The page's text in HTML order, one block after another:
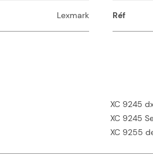
Lexmark Réf
XC 9245
XC 9245
XC 9255